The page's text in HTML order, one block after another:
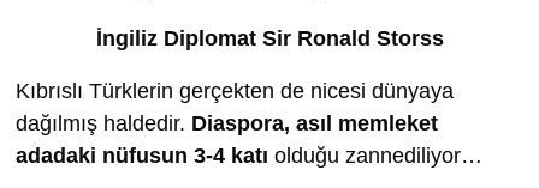
İngiliz Diplomat Sir Ronald Storss
Kıbrıslı Türklerin gerçekten de nicesi dünyaya
dağılmış haldedir. Diaspora, asıl memleket
adadaki nüfusun 3-4 katı olduğu zannediliyor…